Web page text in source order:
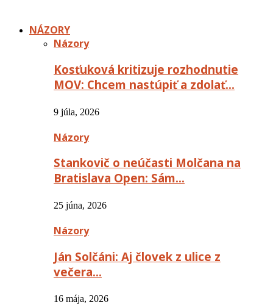
NÁZORY
Názory
Kosťuková kritizuje rozhodnutie
MOV: Chcem nastúpiť a zdolať…
9 júla, 2026
Názory
Stankovič o neúčasti Molčana na
Bratislava Open: Sám…
25 júna, 2026
Názory
Ján Solčáni: Aj človek z ulice z
večera…
16 mája, 2026